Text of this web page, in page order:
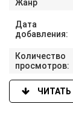
Жанр
Дата
добавления:
Количество
просмотров: